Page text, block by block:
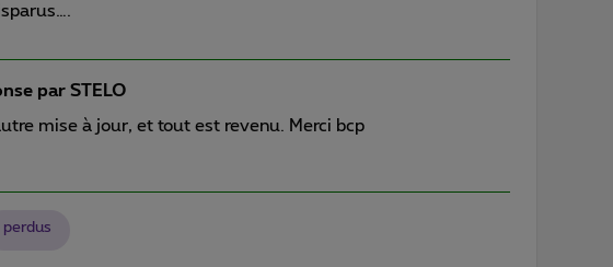
par STELO
mise à jour, et tout est revenu. Merci bcp
perdus